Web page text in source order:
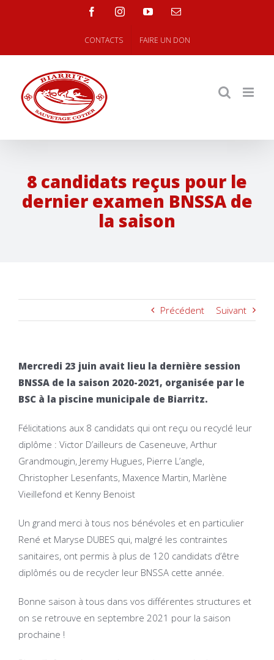
facebookinstagramyoutubeEmail
CONTACTS FAIRE UN DON
8 candidats reçus pour le
dernier examen BNSSA de
la saison
Précédent Suivant
Mercredi 23 juin avait lieu la dernière session
BNSSA de la saison 2020-2021, organisée par le
BSC à la piscine municipale de Biarritz.
Félicitations aux 8 candidats qui ont reçu ou recyclé leur
diplôme : Victor D’ailleurs de Caseneuve, Arthur
Grandmougin, Jeremy Hugues, Pierre L’angle,
Christopher Lesenfants, Maxence Martin, Marlène
Vieillefond et Kenny Benoist
Un grand merci à tous nos bénévoles et en particulier
René et Maryse DUBES qui, malgré les contraintes
sanitaires, ont permis à plus de 120 candidats d’être
diplômés ou de recycler leur BNSSA cette année.
Bonne saison à tous dans vos différentes structures et
on se retrouve en septembre 2021 pour la saison
prochaine !